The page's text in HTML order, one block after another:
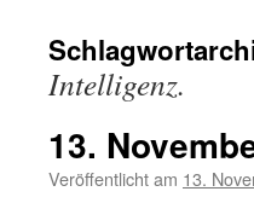
Intelligenz.
13.
Veröffentlicht am 13.